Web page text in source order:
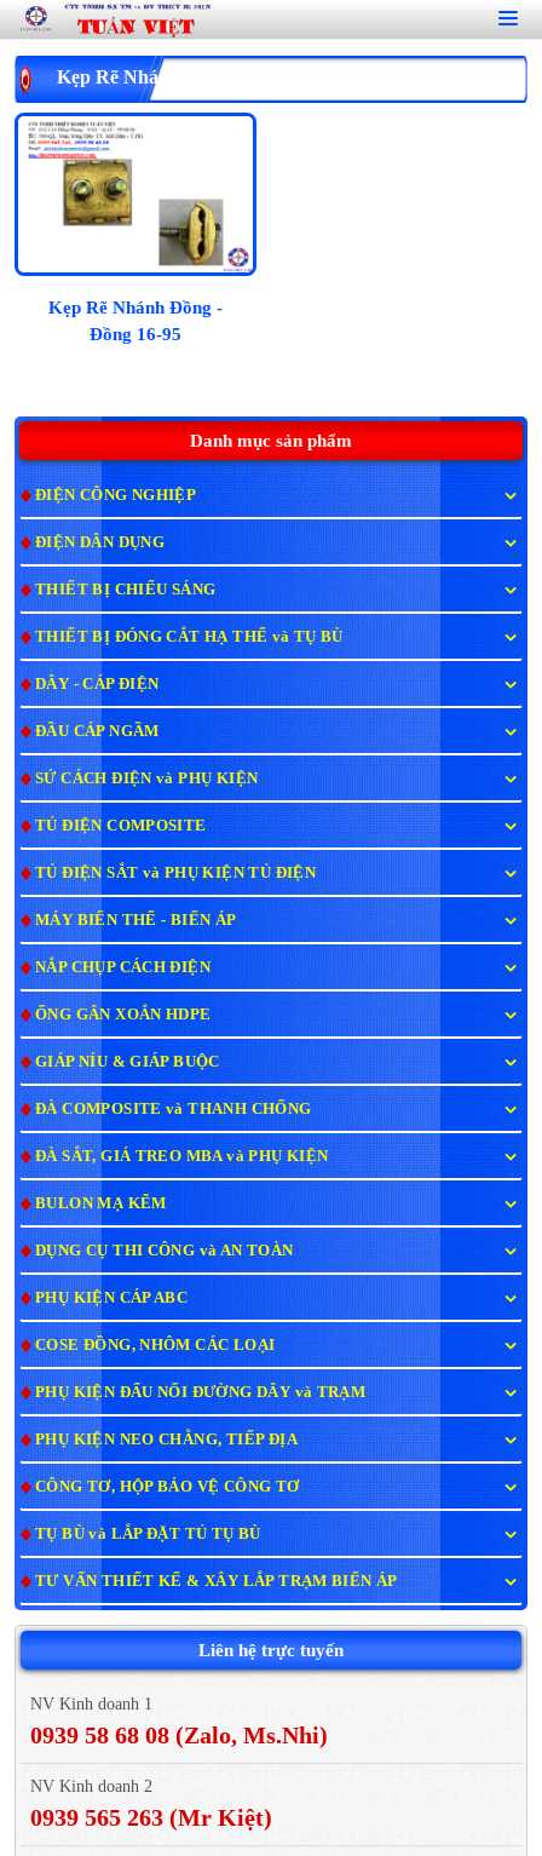
Danh mục sản phẩm
ĐIỆN CÔNG NGHIỆP
ĐIỆN DÂN DỤNG
THIẾT BỊ CHIẾU SÁNG
THIẾT BỊ ĐÓNG CẮT HẠ THẾ và TỤ BÙ
DÂY - CÁP ĐIỆN
ĐẦU CÁP NGẦM
SỨ CÁCH ĐIỆN và PHỤ KIỆN
TỦ ĐIỆN COMPOSITE
TỦ ĐIỆN SẮT và PHỤ KIỆN TỦ ĐIỆN
MÁY BIẾN THẾ - BIẾN ÁP
NẮP CHỤP CÁCH ĐIỆN
ỐNG GÂN XOẮN HDPE
GIÁP NÍU & GIÁP BUỘC
ĐÀ COMPOSITE và THANH CHỐNG
ĐÀ SẮT, GIÁ TREO MBA và PHỤ KIỆN
BULON MẠ KẼM
DỤNG CỤ THI CÔNG và AN TOÀN
PHỤ KIỆN CÁP ABC
COSE ĐỒNG, NHÔM CÁC LOẠI
PHỤ KIỆN ĐẤU NỐI ĐƯỜNG DÂY và TRẠM
PHỤ KIỆN NEO CHẰNG, TIẾP ĐỊA
CÔNG TƠ, HỘP BẢO VỆ CÔNG TƠ
TỤ BÙ và LẮP ĐẶT TỦ TỤ BÙ
TƯ VẤN THIẾT KẾ & XÂY LẮP TRẠM BIẾN ÁP
Liên hệ trực tuyến
NV Kinh doanh 1
0939 58 68 08 (Zalo, Ms.Nhi)
NV Kinh doanh 2
0939 565 263 (Mr Kiệt)
Kẹp Rẽ Nhánh Đồng - Đồng 16-95
Kẹp Rẽ Nhánh Đồng -
Đồng 16-95